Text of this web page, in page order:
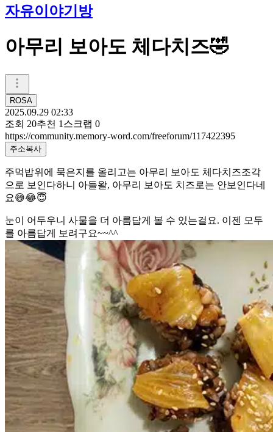
자유이야기방
아무리 보아도 체다치즈🤣
ROSA
2025.09.29 02:33
조회 20추천 1 스크랩 0
https://community.memory-word.com/freeforum/117422395
주소복사
주먹밥위에 묵은지를 올리고는 아무리 보아도 체다치즈조각
으로 보인다하니 아들왈, 아무리 보아도 치즈로는 안보인다네
요😅😂😇
눈이 어두우니 사물을 더 아름답게 볼 수 있는걸요. 이젠 모두
를 아름답게 보려구요~~^^